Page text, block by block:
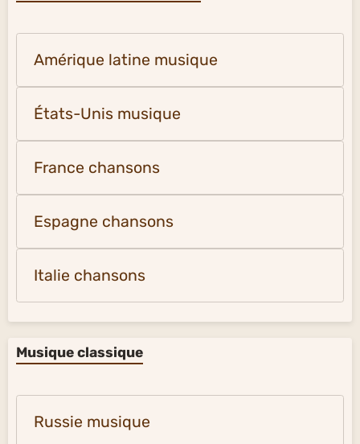
Amérique latine musique
États-Unis musique
France chansons
Espagne chansons
Italie chansons
Musique classique
Russie musique